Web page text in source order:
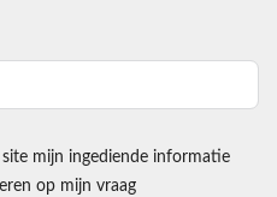
site mijn ingediende informatie
op mijn vraag